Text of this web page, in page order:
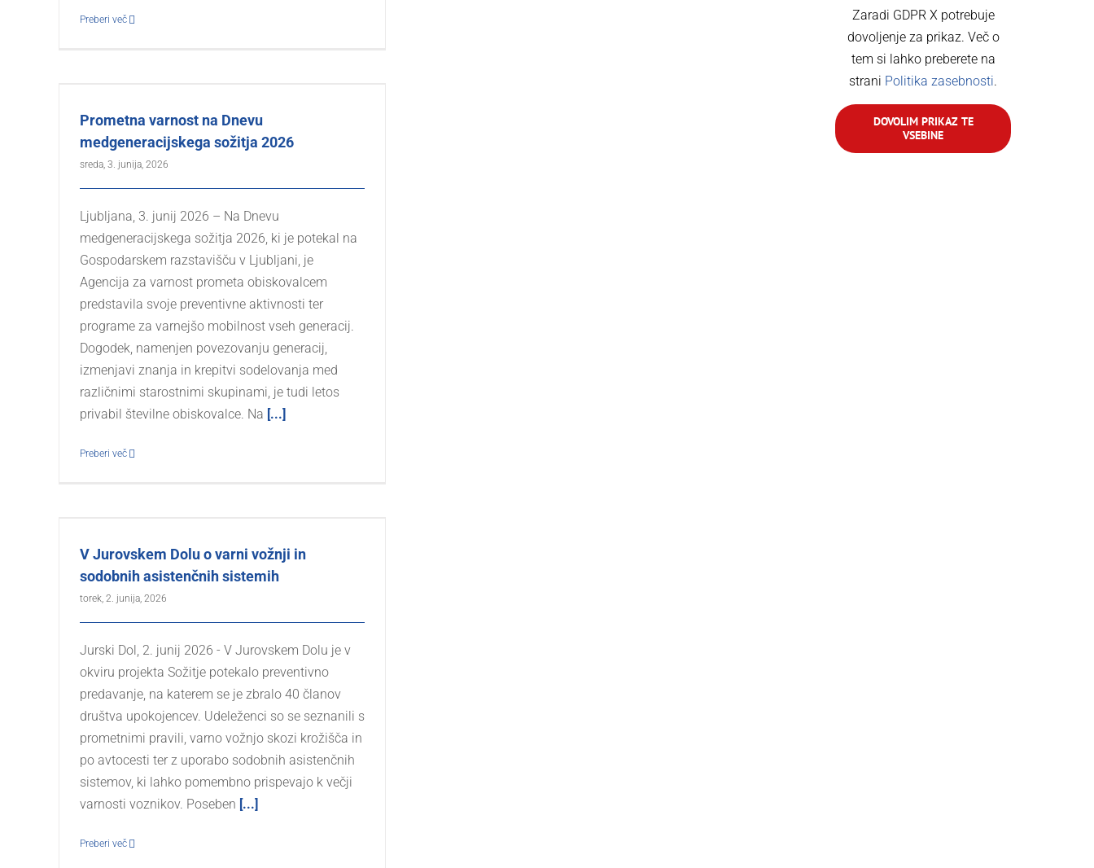
Preberi več
Prometna varnost na Dnevu
medgeneracijskega sožitja 2026
sreda, 3. junija, 2026
Ljubljana, 3. junij 2026 – Na Dnevu
medgeneracijskega sožitja 2026, ki je potekal na
Gospodarskem razstavišču v Ljubljani, je
Agencija za varnost prometa obiskovalcem
predstavila svoje preventivne aktivnosti ter
programe za varnejšo mobilnost vseh generacij.
Dogodek, namenjen povezovanju generacij,
izmenjavi znanja in krepitvi sodelovanja med
različnimi starostnimi skupinami, je tudi letos
privabil številne obiskovalce. Na [...]
Preberi več
V Jurovskem Dolu o varni vožnji in
sodobnih asistenčnih sistemih
torek, 2. junija, 2026
Jurski Dol, 2. junij 2026 - V Jurovskem Dolu je v
okviru projekta Sožitje potekalo preventivno
predavanje, na katerem se je zbralo 40 članov
društva upokojencev. Udeleženci so se seznanili s
prometnimi pravili, varno vožnjo skozi krožišča in
po avtocesti ter z uporabo sodobnih asistenčnih
sistemov, ki lahko pomembno prispevajo k večji
varnosti voznikov. Poseben [...]
Preberi več
Zaradi GDPR X potrebuje
dovoljenje za prikaz. Več o
tem si lahko preberete na
strani Politika zasebnosti.
DOVOLIM PRIKAZ TE
VSEBINE